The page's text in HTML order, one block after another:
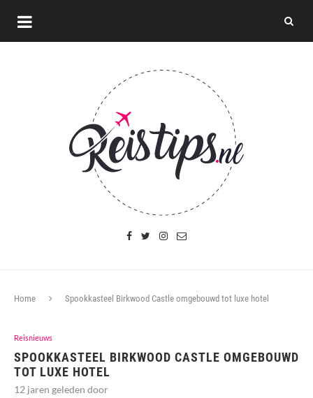
Home Spookkasteel Birkwood Castle omgebouwd tot luxe hotel
Reisnieuws
SPOOKKASTEEL BIRKWOOD CASTLE OMGEBOUWD
TOT LUXE HOTEL
12 jaren geleden door